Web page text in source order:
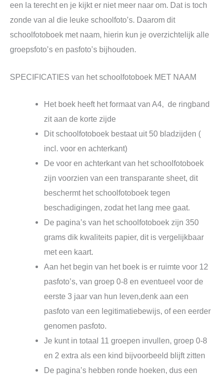
een la terecht en je kijkt er niet meer naar om. Dat is toch
zonde van al die leuke schoolfoto’s. Daarom dit
schoolfotoboek met naam, hierin kun je overzichtelijk alle
groepsfoto’s en pasfoto’s bijhouden.
SPECIFICATIES van het schoolfotoboek MET NAAM
Het boek heeft het formaat van A4, de ringband
zit aan de korte zijde
Dit schoolfotoboek bestaat uit 50 bladzijden (
incl. voor en achterkant)
De voor en achterkant van het schoolfotoboek
zijn voorzien van een transparante sheet, dit
beschermt het schoolfotoboek tegen
beschadigingen, zodat het lang mee gaat.
De pagina’s van het schoolfotoboek zijn 350
grams dik kwaliteits papier, dit is vergelijkbaar
met een kaart.
Aan het begin van het boek is er ruimte voor 12
pasfoto’s, van groep 0-8 en eventueel voor de
eerste 3 jaar van hun leven,denk aan een
pasfoto van een legitimatiebewijs, of een eerder
genomen pasfoto.
Je kunt in totaal 11 groepen invullen, groep 0-8
en 2 extra als een kind bijvoorbeeld blijft zitten
De pagina’s hebben ronde hoeken, dus een